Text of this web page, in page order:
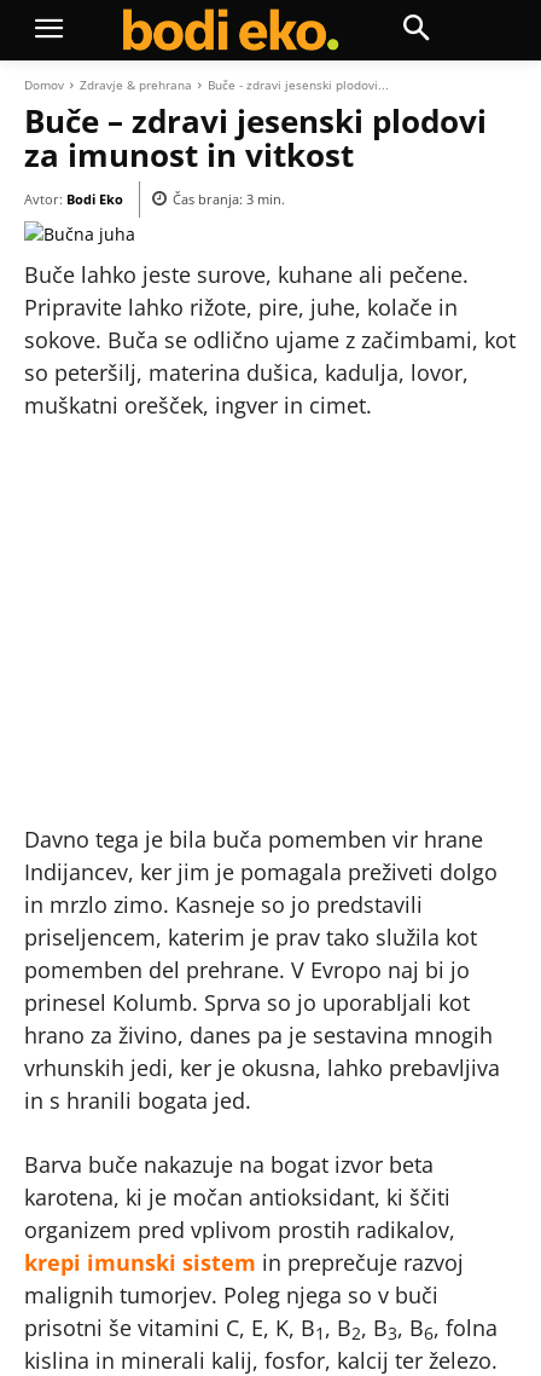
Domov Zdravje & prehrana Buče - zdravi jesenski plodovi...
Buče – zdravi jesenski plodovi
za imunost in vitkost
Avtor: Bodi Eko Čas branja: 3 min.
Buče lahko jeste surove, kuhane ali pečene.
Pripravite lahko rižote, pire, juhe, kolače in
sokove. Buča se odlično ujame z začimbami, kot
so peteršilj, materina dušica, kadulja, lovor,
muškatni orešček, ingver in cimet.
Davno tega je bila buča pomemben vir hrane
Indijancev, ker jim je pomagala preživeti dolgo
in mrzlo zimo. Kasneje so jo predstavili
priseljencem, katerim je prav tako služila kot
pomemben del prehrane. V Evropo naj bi jo
prinesel Kolumb. Sprva so jo uporabljali kot
hrano za živino, danes pa je sestavina mnogih
vrhunskih jedi, ker je okusna, lahko prebavljiva
in s hranili bogata jed.
Barva buče nakazuje na bogat izvor beta
karotena, ki je močan antioksidant, ki ščiti
organizem pred vplivom prostih radikalov,
krepi imunski sistem in preprečuje razvoj
malignih tumorjev. Poleg njega so v buči
prisotni še vitamini C, E, K, B1 , B2, B3, B6, folna
kislina in minerali kalij, fosfor, kalcij ter železo.